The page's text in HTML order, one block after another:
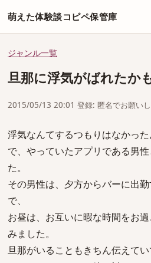
萌えた体験談コピペ保管庫
ジャンル一覧
旦那に浮気がばれたか
2015/05/13 20:01 登録: 匿名でお願い
浮気なんてするつもりはなかっ
で、やっていたアプリである男
た。
その男性は、夕方からバーに出
で、
お昼は、お互いに暇な時間をお
みました。
旦那がいることもきちん伝えて